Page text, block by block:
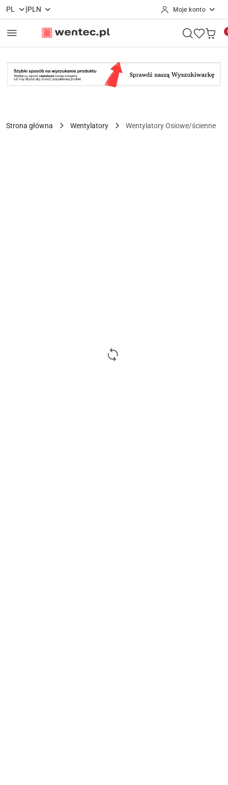
Przejdź do treści głównej
Przejdź do wyszukiwarki
Przejdź do moje konto
Przejdź do menu głównego
Przejdź do opisu produktu
Przejdź do stopki
PL |PLN Moje konto
Strona główna Wentylatory Wentylatory Osiowe/ścienne